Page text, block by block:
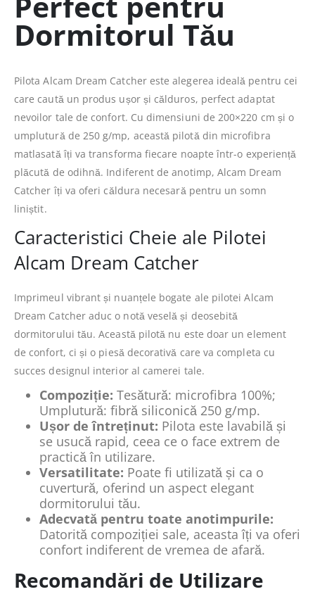
Dormitorul Tău
Pilota Alcam Dream Catcher este alegerea ideală pentru cei
care caută un produs ușor și călduros, perfect adaptat
nevoilor tale de confort. Cu dimensiuni de 200×220 cm și o
umplutură de 250 g/mp, această pilotă din microfibra
matlasată îți va transforma fiecare noapte într-o experiență
plăcută de odihnă. Indiferent de anotimp, Alcam Dream
Catcher îți va oferi căldura necesară pentru un somn
liniștit.
Caracteristici Cheie ale Pilotei
Alcam Dream Catcher
Imprimeul vibrant și nuanțele bogate ale pilotei Alcam
Dream Catcher aduc o notă veselă și deosebită
dormitorului tău. Această pilotă nu este doar un element
de confort, ci și o piesă decorativă care va completa cu
succes designul interior al camerei tale.
Compoziție: Tesătură: microfibra 100%;
Umplutură: fibră siliconică 250 g/mp.
Ușor de întreținut: Pilota este lavabilă și
se usucă rapid, ceea ce o face extrem de
practică în utilizare.
Versatilitate: Poate fi utilizată și ca o
cuvertură, oferind un aspect elegant
dormitorului tău.
Adecvată pentru toate anotimpurile:
Datorită compoziției sale, aceasta îți va oferi
confort indiferent de vremea de afară.
Recomandări de Utilizare